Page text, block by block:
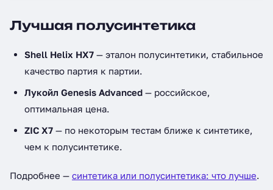
Лучшая полусинтетика
Shell Helix HX7 — эталон полусинтетики, стабильное
качество партия к партии.
Лукойл Genesis Advanced — российское,
оптимальная цена.
ZIC X7 — по некоторым тестам ближе к синтетике,
чем к полусинтетике.
Подробнее — синтетика или полусинтетика: что лучше.